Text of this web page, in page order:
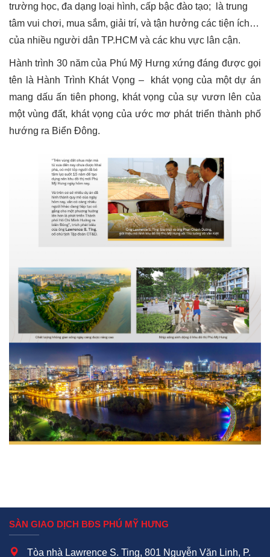
trường học, đa dạng loại hình, cấp bậc đào tạo; là trung
tâm vui chơi, mua sắm, giải trí, và tận hưởng các tiện ích…
của nhiều người dân TP.HCM và các khu vực lân cận.
Hành trình 30 năm của Phú Mỹ Hưng xứng đáng được gọi
tên là Hành Trình Khát Vọng – khát vọng của một dự án
mang dấu ấn tiên phong, khát vọng của sự vươn lên của
một vùng đất, khát vọng của ước mơ phát triển thành phố
hướng ra Biển Đông.
SÀN GIAO DỊCH BĐS PHÚ MỸ HƯNG
Tòa nhà Lawrence S. Ting, 801 Nguyễn Văn Linh, P.